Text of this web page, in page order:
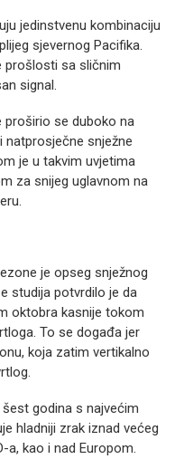
jedinstvenu kombinaciju
sjevernog Pacifika.
prošlosti sa sličnim
signal.
proširio se duboko na
natprosječne snježne
je u takvim uvjetima
za snijeg uglavnom na
je opseg snježnog
studija potvrdilo je da
oktobra kasnije tokom
To se događa jer
koja zatim vertikalno
godina s najvećim
hladniji zrak iznad većeg
a, kao i nad Europom.